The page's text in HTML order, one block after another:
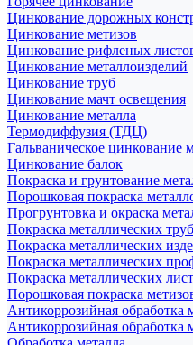
Цинкование дорожных
Цинкование метизов
Цинкование рифленых
Цинкование металлоизделий
Цинкование труб
Цинкование мачт освещения
Цинкование металла
Термодиффузия (ТДЦ)
Гальваническое цинкование
Цинкование балок
Покраска и грунтование
Порошковая покраска
Прогрунтовка и окраска
Покраска металлических труб
Покраска металлических
Покраска металлических
Покраска металлических
Порошковая покраска
Антикоррозийная обработка
Антикоррозийная обработка